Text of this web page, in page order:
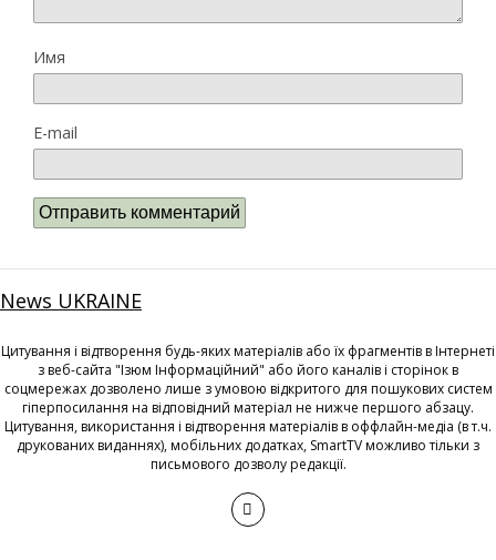
Имя
E-mail
News UKRAINE
Цитування і відтворення будь-яких матеріалів або їх фрагментів в Інтернеті
з веб-сайта "Ізюм Інформаційний" або його каналів і сторінок в
соцмережах дозволено лише з умовою відкритого для пошукових систем
гіперпосилання на відповідний матеріал не нижче першого абзацу.
Цитування, використання і відтворення матеріалів в оффлайн-медіа (в т.ч.
друкованих виданнях), мобільних додатках, SmartTV можливо тільки з
письмового дозволу редакції.